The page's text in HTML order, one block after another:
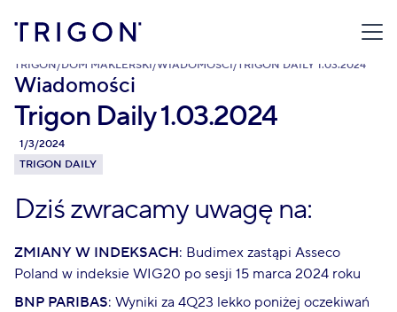
TRIGON/DOM MAKLERSKI/WIADOMOŚCI/ TRIGON DAILY 1.03.2024
Wiadomości
Trigon Daily 1.03.2024
1/3/2024
TRIGON DAILY
Dziś zwracamy uwagę na:
ZMIANY W INDEKSACH: Budimex zastąpi Asseco
Poland w indeksie WIG20 po sesji 15 marca 2024 roku
BNP PARIBAS: Wyniki za 4Q23 lekko poniżej oczekiwań